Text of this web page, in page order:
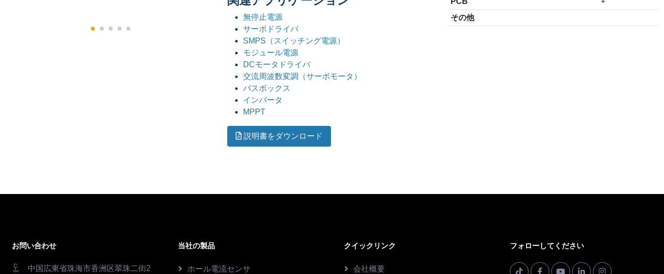
無停止電源
サーボドライバ
SMPS（スイッチング電源）
モジュール電源
DCモータドライバ
交流周波数変調（サーボモータ）
バスボックス
インバータ
MPPT
説明書をダウンロード
その他
お問い合わせ
中国広東省珠海市香洲区翠珠二街2
当社の製品
ホール電流センサ
クイックリンク
会社概要
フォローしてください